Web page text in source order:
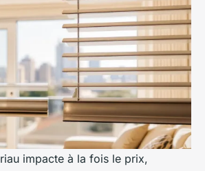
impacte à la fois le prix,